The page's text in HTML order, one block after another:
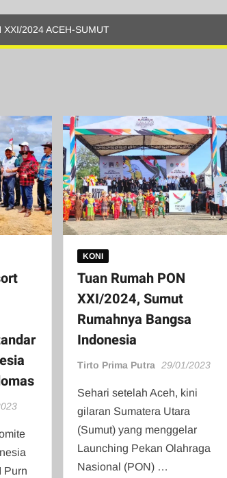
XXI/2024 ACEH-SUMUT
Purn
KONI
Tuan Rumah PON
XXI/2024, Sumut
Rumahnya Bangsa
Indonesia
Tirto Prima Putra 29/01/2023
Sehari setelah Aceh, kini
gilaran Sumatera Utara
(Sumut) yang menggelar
Launching Pekan Olahraga
Nasional (PON) …